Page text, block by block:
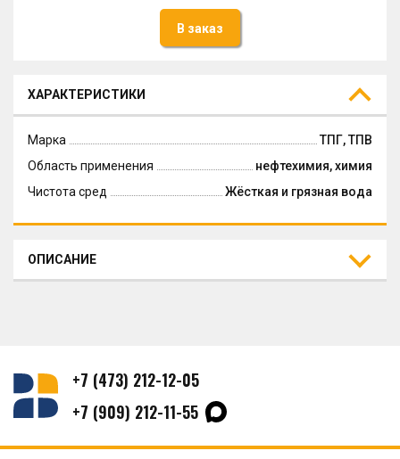
В заказ
ХАРАКТЕРИСТИКИ
Марка
ТПГ, ТПВ
Область применения
нефтехимия, химия
Чистота сред
Жёсткая и грязная вода
ОПИСАНИЕ
+7 (473) 212-12-05
+7 (909) 212-11-55